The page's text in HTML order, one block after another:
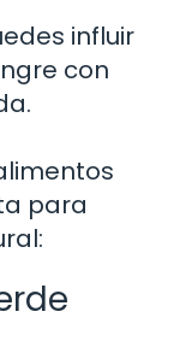
influir
con
para